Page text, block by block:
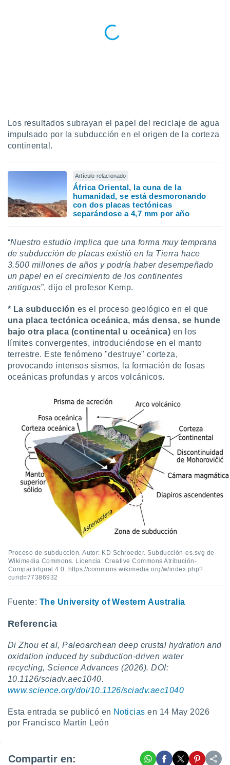
el
del
de
de
uso de
e
mediante
publicidad
de
1199
Los resultados subrayan el papel del reciclaje de agua
impulsado por la subducción en el origen de la corteza
continental.
Artículo relacionado
África Oriental, la cuna de la
humanidad, se está desmoronando
con dos placas tectónicas
separándose a 4,7 mm por año
“Nuestro estudio implica que una forma muy temprana
de subducción de placas existió en la Tierra hace
3.500 millones de años y podría haber desempeñado
un papel en el crecimiento de los continentes
antiguos”, dijo el profesor Kemp.
* La subducción es el proceso geológico en el que
una placa tectónica oceánica, más densa, se hunde
bajo otra placa (continental u oceánica) en los
límites convergentes, introduciéndose en el manto
terrestre. Este fenómeno "destruye" corteza,
provocando intensos sismos, la formación de fosas
oceánicas profundas y arcos volcánicos.
Proceso de subducción. Autor: KD Schroeder. Subducción-es.svg de
Wikimedia Commons. Licencia: Creative Commons Atribución-
CompartirIgual 4.0. https://commons.wikimedia.org/w/index.php?
curid=77386932
Fuente: The University of Western Australia
Referencia
Di Zhou et al, Paleoarchean deep crustal hydration and
oxidation induced by subduction-driven water
recycling, Science Advances (2026). DOI:
10.1126/sciadv.aec1040.
www.science.org/doi/10.1126/sciadv.aec1040
Esta entrada se publicó en Noticias en 14 May 2026
por Francisco Martín León
Compartir en: